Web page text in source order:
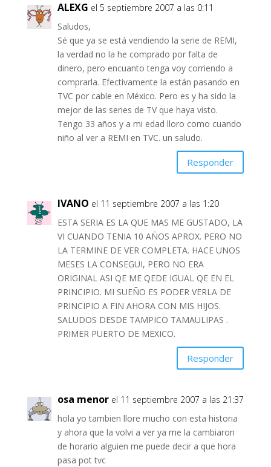
ALEXG el 5 septiembre 2007 a las 0:11
Saludos,
Sé que ya se está vendiendo la serie de REMI,
la verdad no la he comprado por falta de
dinero, pero encuanto tenga voy corriendo a
comprarla. Efectivamente la están pasando en
TVC por cable en México. Pero es y ha sido la
mejor de las series de TV que haya visto.
Tengo 33 años y a mi edad lloro como cuando
niño al ver a REMI en TVC. un saludo.
Responder
IVANO el 11 septiembre 2007 a las 1:20
ESTA SERIA ES LA QUE MAS ME GUSTADO, LA
VI CUANDO TENIA 10 AÑOS APROX. PERO NO
LA TERMINE DE VER COMPLETA. HACE UNOS
MESES LA CONSEGUI, PERO NO ERA
ORIGINAL ASI QE ME QEDE IGUAL QE EN EL
PRINCIPIO. MI SUEÑO ES PODER VERLA DE
PRINCIPIO A FIN AHORA CON MIS HIJOS.
SALUDOS DESDE TAMPICO TAMAULIPAS .
PRIMER PUERTO DE MEXICO.
Responder
osa menor el 11 septiembre 2007 a las 21:37
hola yo tambien llore mucho con esta historia
y ahora que la volvi a ver ya me la cambiaron
de horario alguien me puede decir a que hora
pasa pot tvc